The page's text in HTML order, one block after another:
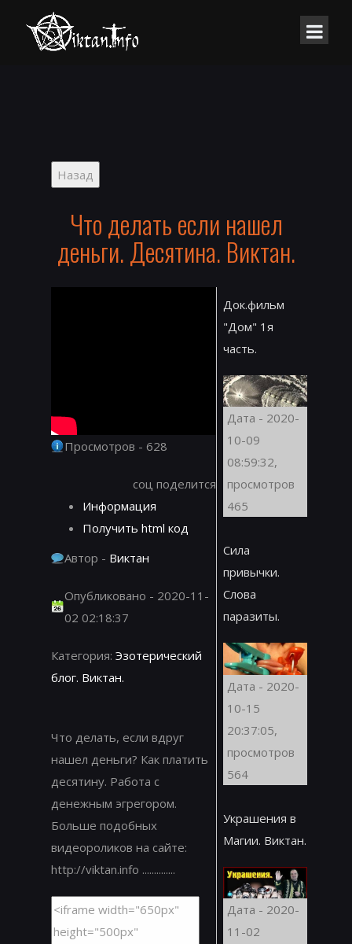
Что делать если нашел
деньги. Десятина. Виктан.
Просмотров - 628
соц поделится
Информация
Получить html код
Автор - Виктан
Опубликовано - 2020-11-
02 02:18:37
Категория: Эзотерический
блог. Виктан.
Что делать, если вдруг
нашел деньги? Как платить
десятину. Работа с
денежным эгрегором.
Больше подобных
видеороликов на сайте:
http://viktan.info ..............
Док.фильм
"Дом" 1я
часть.
Дата - 2020-
10-09
08:59:32,
просмотров
465
Сила
привычки.
Слова
паразиты.
Дата - 2020-
10-15
20:37:05,
просмотров
564
Украшения в
Магии. Виктан.
Дата - 2020-
11-02